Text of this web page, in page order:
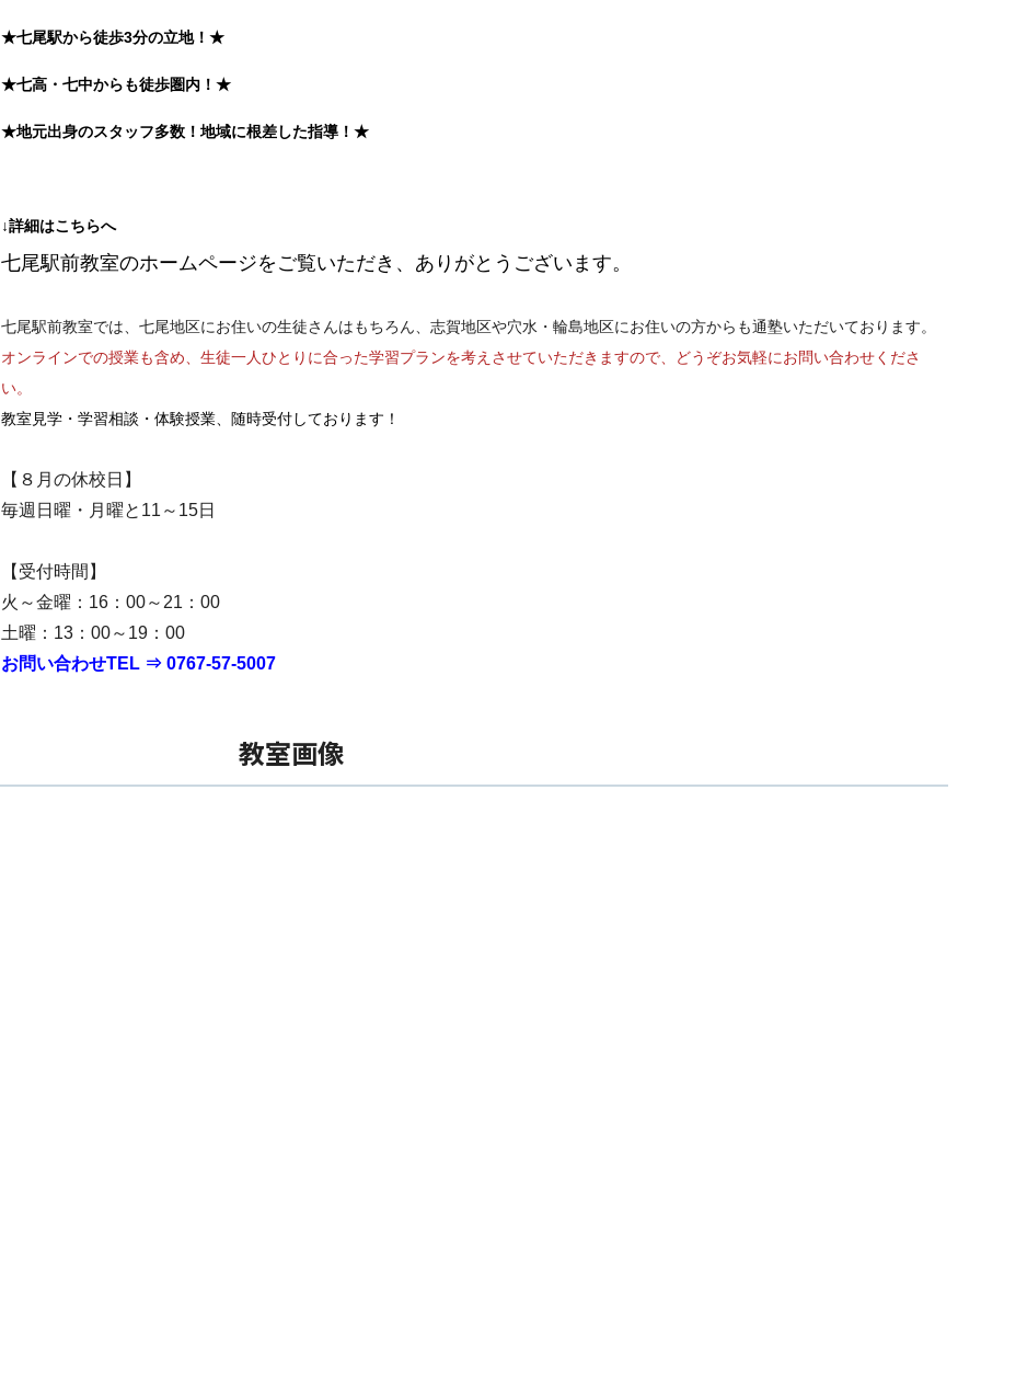
★七尾駅から徒歩3分の立地！★
★七高・七中からも徒歩圏内！★
★地元出身のスタッフ多数！地域に根差した指導！★
↓詳細はこちらへ
七尾駅前教室のホームページをご覧いただき、ありがとうございます。
七尾駅前教室では、七尾地区にお住いの生徒さんはもちろん、志賀地区や穴水・輪島地区にお住いの方からも通塾いただいております。
オンラインでの授業も含め、生徒一人ひとりに合った学習プランを考えさせていただきますので、どうぞお気軽にお問い合わせくださ
い。
教室見学・学習相談・体験授業、随時受付しております！
【８月の休校日】
毎週日曜・月曜と11～15日
【受付時間】
火～金曜：16：00～21：00
土曜：13：00～19：00
お問い合わせTEL ⇒ 0767-57-5007
教室画像